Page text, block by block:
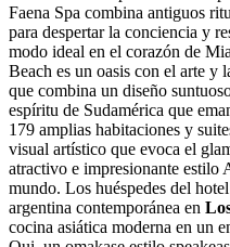
Faena Spa combina antiguos
para despertar la conciencia y
modo ideal en el corazón de
Beach es un oasis con el arte y
que combina un diseño
espíritu de Sudamérica que
179 amplias habitaciones y
visual artístico que evoca el
atractivo e impresionante
mundo. Los huéspedes del
argentina contemporánea en
cocina asiática moderna en un